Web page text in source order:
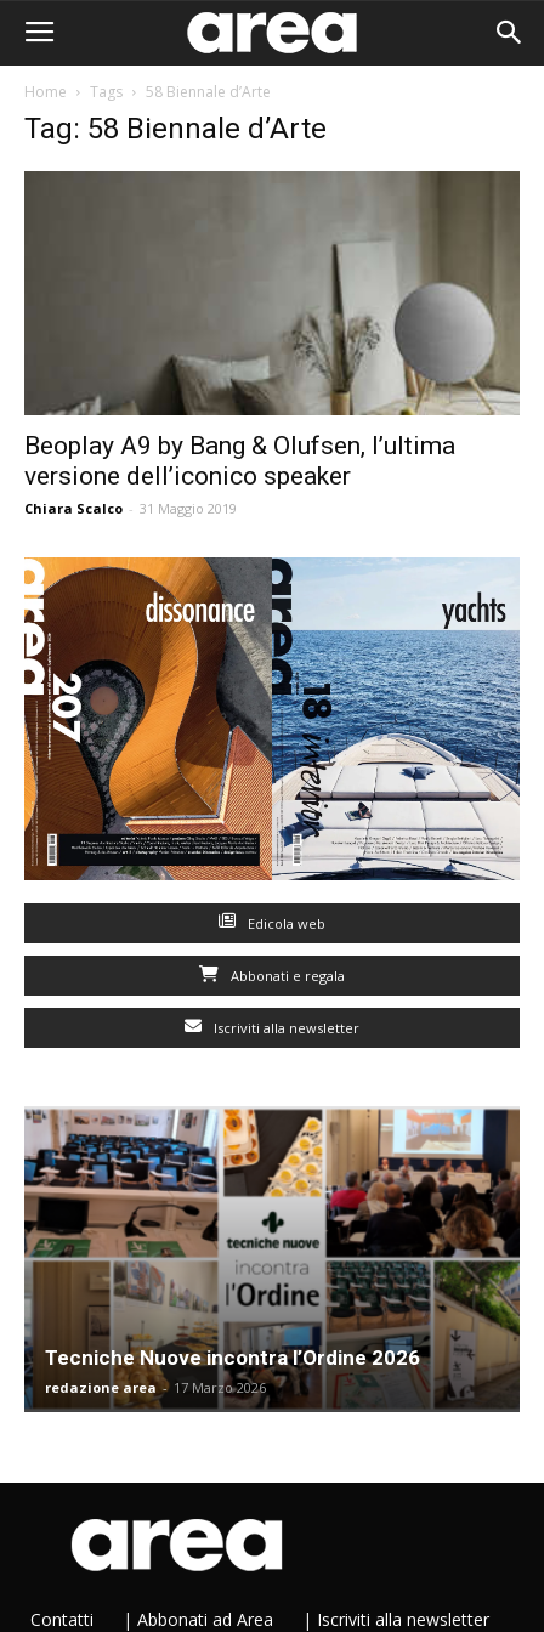
Home Tags 58 Biennale d’Arte
Tag: 58 Biennale d’Arte
Beoplay A9 by Bang & Olufsen, l’ultima
versione dell’iconico speaker
Chiara Scalco - 31 Maggio 2019
Edicola web
Abbonati e regala
Iscriviti alla newsletter
Tecniche Nuove incontra l’Ordine 2026
redazione area - 17 Marzo 2026
Contatti | Abbonati ad Area | Iscriviti alla newsletter